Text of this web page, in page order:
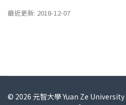
最近更新: 2018-12-07
© 2026 元智大學 Yuan Ze University